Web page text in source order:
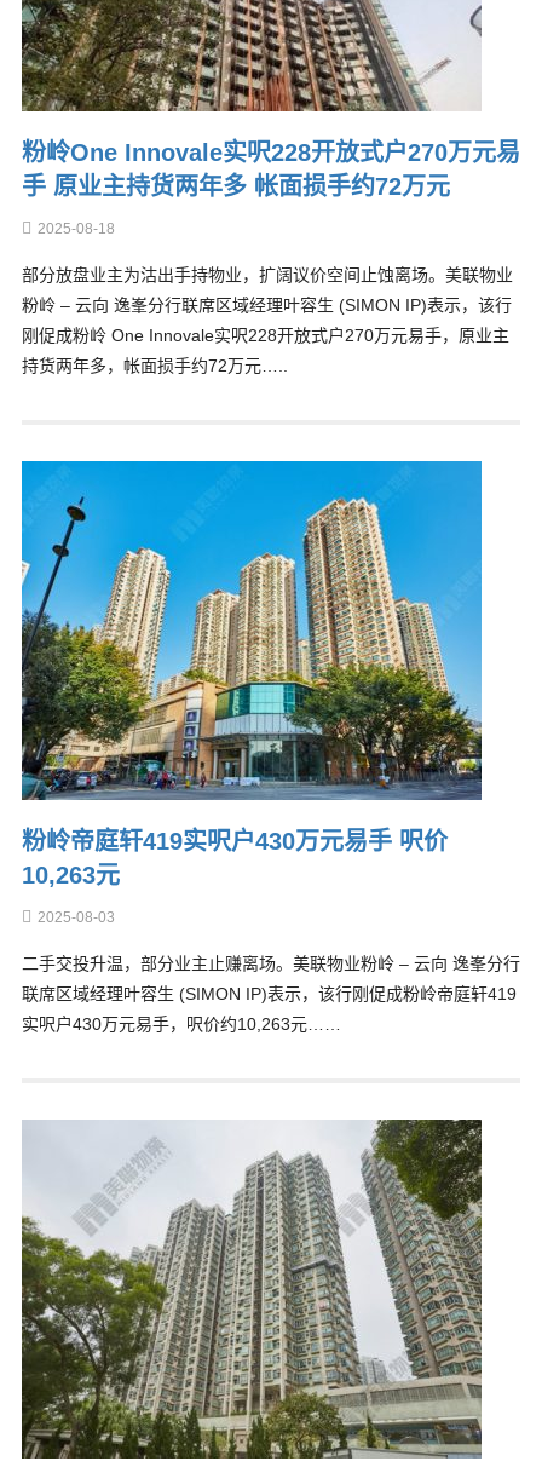
粉岭One Innovale实呎228开放式户270万元易
手 原业主持货两年多 帐面损手约72万元
2025-08-18
部分放盘业主为沽出手持物业，扩阔议价空间止蚀离场。美联物业
粉岭 – 云向 逸峯分行联席区域经理叶容生 (SIMON IP)表示，该行
刚促成粉岭 One Innovale实呎228开放式户270万元易手，原业主
持货两年多，帐面损手约72万元…..
粉岭帝庭轩419实呎户430万元易手 呎价
10,263元
2025-08-03
二手交投升温，部分业主止赚离场。美联物业粉岭 – 云向 逸峯分行
联席区域经理叶容生 (SIMON IP)表示，该行刚促成粉岭帝庭轩419
实呎户430万元易手，呎价约10,263元……